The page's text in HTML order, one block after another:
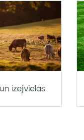
izejvielas